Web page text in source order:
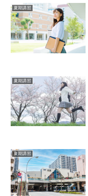
夏期講習
夏期講習
夏期講習